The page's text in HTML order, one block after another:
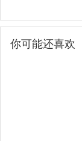
你可能还喜欢